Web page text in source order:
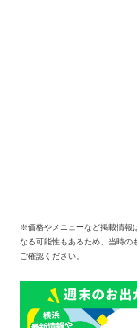
※価格やメニューなど掲載情報
なる可能性もあるため、当時の
ご確認ください。